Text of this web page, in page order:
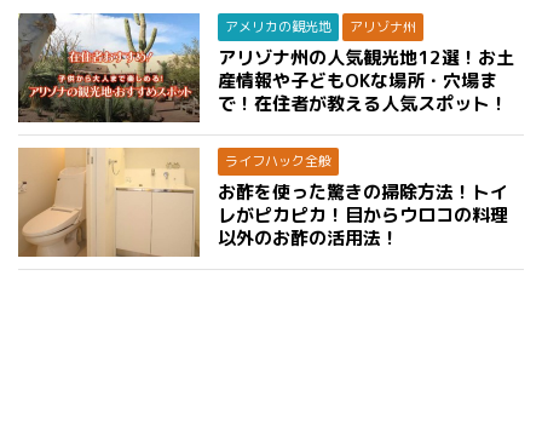
アメリカの観光地 アリゾナ州
アリゾナ州の人気観光地12選！お土
産情報や子どもOKな場所・穴場ま
で！在住者が教える人気スポット！
ライフハック全般
お酢を使った驚きの掃除方法！トイ
レがピカピカ！目からウロコの料理
以外のお酢の活用法！